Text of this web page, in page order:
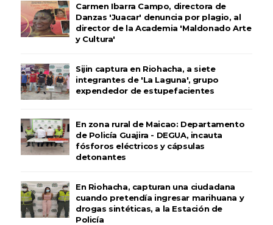
Carmen Ibarra Campo, directora de
Danzas 'Juacar' denuncia por plagio, al
director de la Academia 'Maldonado Arte
y Cultura'
Sijin captura en Riohacha, a siete
integrantes de 'La Laguna', grupo
expendedor de estupefacientes
En zona rural de Maicao: Departamento
de Policía Guajira - DEGUA, incauta
fósforos eléctricos y cápsulas
detonantes
En Riohacha, capturan una ciudadana
cuando pretendía ingresar marihuana y
drogas sintéticas, a la Estación de
Policía